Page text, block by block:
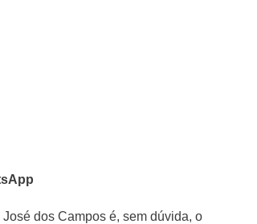
dos Campos é, sem dúvida, o